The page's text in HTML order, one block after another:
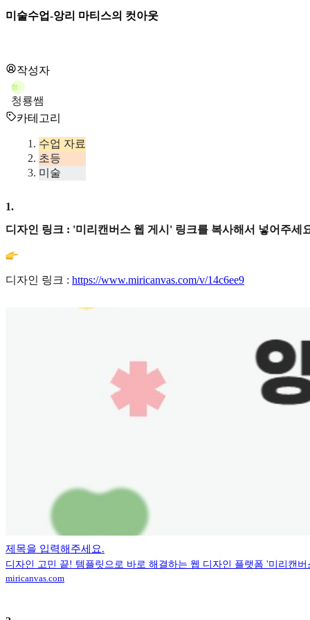
미술수업-앙리 마티스의 컷아웃
작성자
청
청룡쌤
카테고리
수업 자료
초등
미술
1.
디자인 링크 : '미리캔버스 웹 게시' 링크를 복사해서 넣어주세
디자인 링크 : https://www.miricanvas.com/v/14c6ee9
제목을 입력해주세요.
디자인 고민 끝! 템플릿으로 바로 해결하는 웹 디자인 플랫폼 '미리캔버
miricanvas.com